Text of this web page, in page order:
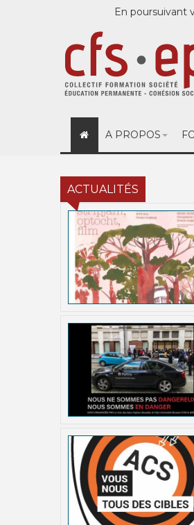
En poursuivant
A PROPOS
ACTUALITÉS